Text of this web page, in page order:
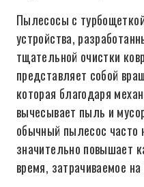
Пылесосы с
устройства,
тщательной очистки
представляет собой
которая благодаря
вычесывает пыль и
обычный пылесос часто
значительно повышает
время, затрачиваемое на